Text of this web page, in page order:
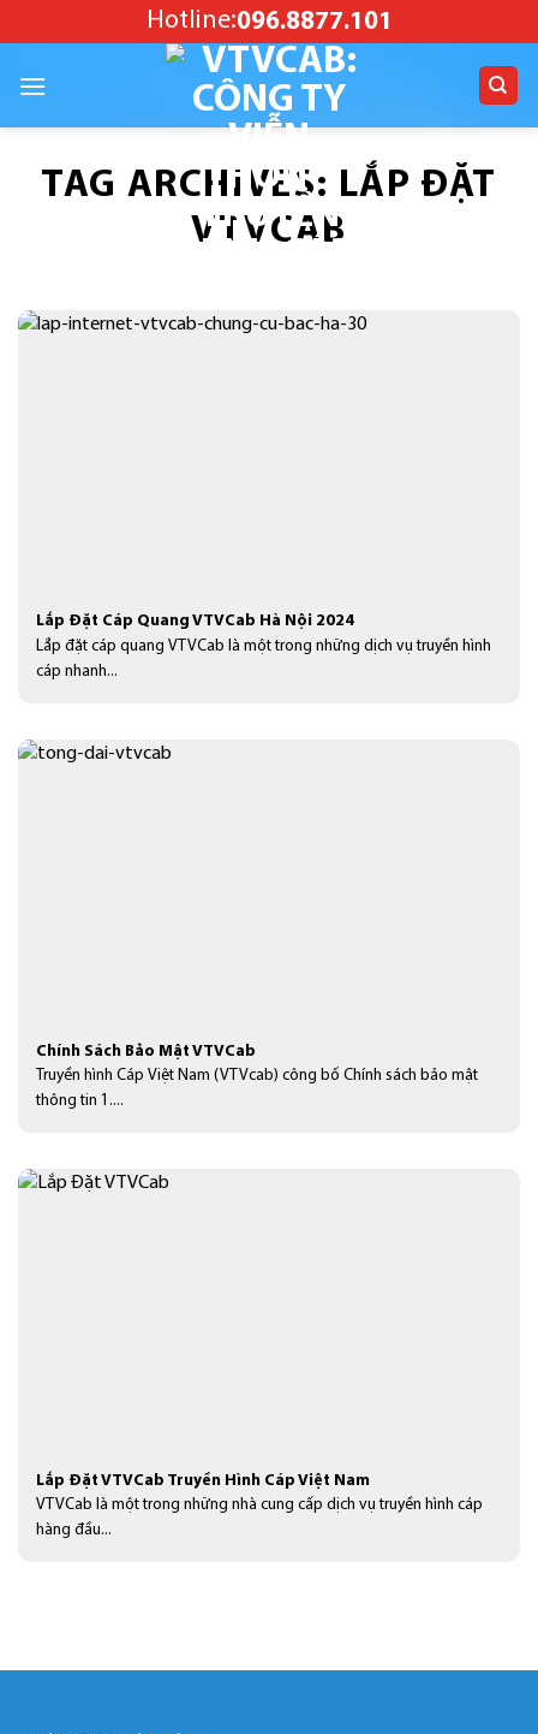
to
Hotline:096.8877.101
TAG ARCHIVES: LẮP ĐẶT
VTVCAB
Lắp Đặt Cáp Quang VTVCab Hà Nội 2024
Lắp đặt cáp quang VTVCab là một trong những dịch vụ truyền hình
cáp nhanh...
Chính Sách Bảo Mật VTVCab
Truyền hình Cáp Việt Nam (VTVcab) công bố Chính sách bảo mật
thông tin 1....
Lắp Đặt VTVCab Truyền Hình Cáp Việt Nam
VTVCab là một trong những nhà cung cấp dịch vụ truyền hình cáp
hàng đầu...